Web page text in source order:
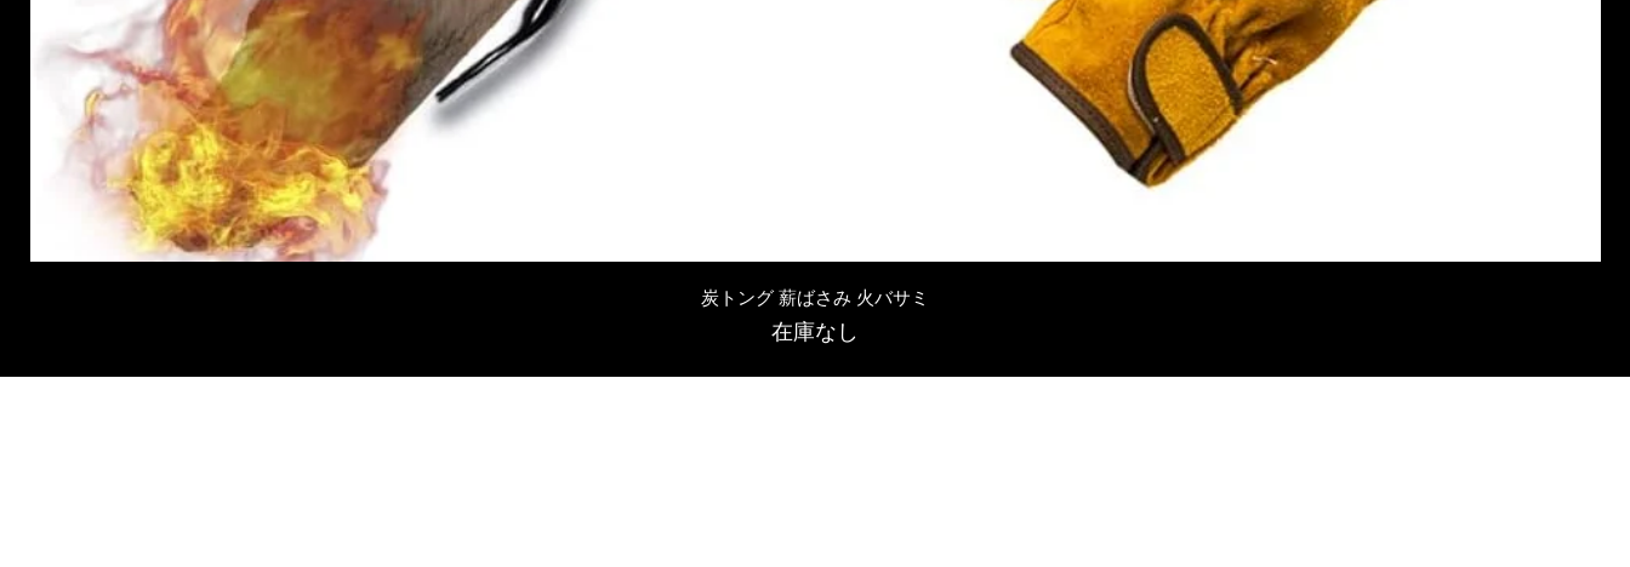
クイックビュー
炭トング 薪ばさみ 火バサミ
在庫なし